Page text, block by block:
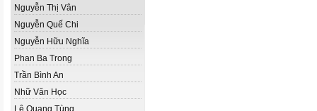
Nguyễn Thị Vân
Nguyễn Quế Chi
Nguyễn Hữu Nghĩa
Phan Ba Trong
Trần Bình An
Nhữ Văn Học
Lê Quang Tùng